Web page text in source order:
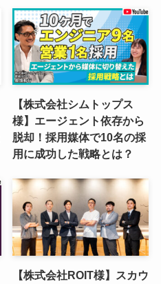
【株式会社シムトップス
様】エージェント依存から
脱却！採用媒体で10名の採
用に成功した戦略とは？
【株式会社ROIT様】スカウ